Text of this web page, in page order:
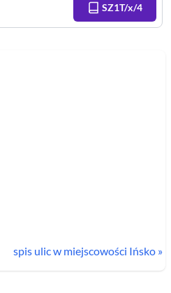
SZ1T/x/4
spis ulic w miejscowości Ińsko »